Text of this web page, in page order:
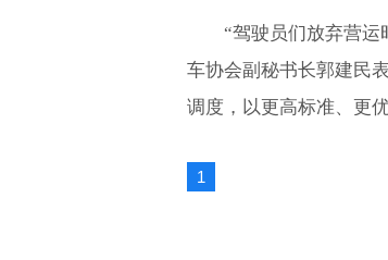
“驾驶员们放弃营
车协会副秘书长郭建民
调度，以更高标准、更
1